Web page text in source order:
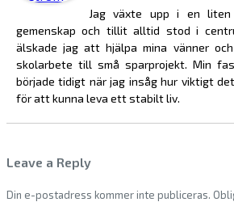
Jag växte upp i en
gemenskap och tillit alltid stod i
älskade jag att hjälpa mina vänner
skolarbete till små sparprojekt. Min
började tidigt när jag insåg hur viktigt
för att kunna leva ett stabilt liv.
Leave a Reply
Din e-postadress kommer inte publiceras.